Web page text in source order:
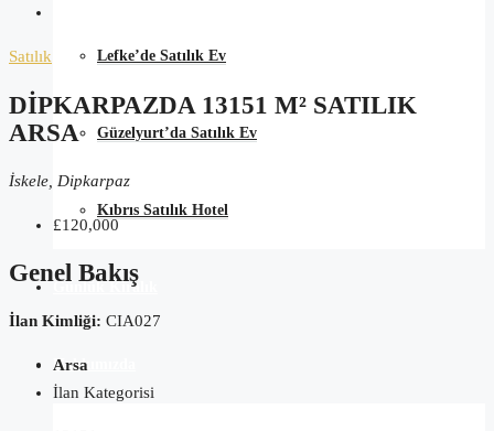
Lefke’de Satılık Ev
Güzelyurt’da Satılık Ev
Kıbrıs Satılık Hotel
Günlük Kiralık
Hakkımızda
Satılık
DIPKARPAZDA 13151 M² SATILIK
ARSA
İskele, Dipkarpaz
£120,000
Genel Bakış
İlan Kimliği: CIA027
Arsa
İlan Kategorisi